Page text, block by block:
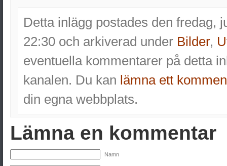
Detta inlägg postades den fredag,
22:30 och arkiverad under Bilder,
eventuella kommentarer på detta
kanalen. Du kan lämna ett
din egna webbplats.
Lämna en kommentar
Namn